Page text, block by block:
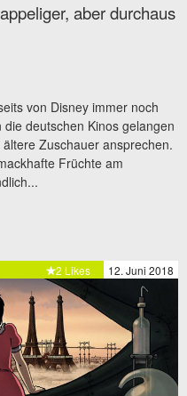
aber durchaus
von Disney immer noch
deutschen Kinos gelangen
Zuschauer ansprechen.
Früchte am
12. Juni 2018
2 Likes